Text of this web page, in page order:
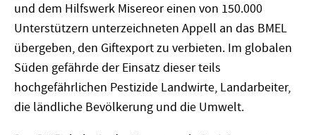
und dem Hilfswerk Misereor einen von 150.000
Unterstützern unterzeichneten Appell an das BMEL
übergeben, den Giftexport zu verbieten. Im globalen
Süden gefährde der Einsatz dieser teils
hochgefährlichen Pestizide Landwirte, Landarbeiter,
die ländliche Bevölkerung und die Umwelt.